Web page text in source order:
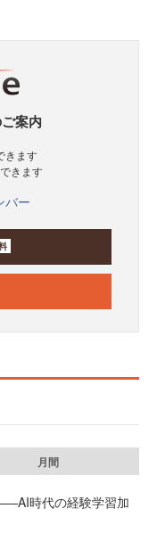
案内
きます
きます
バー
月間
時代の経験学習加